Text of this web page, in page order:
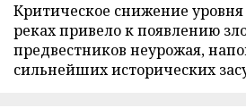
Критическое снижение
реках привело к появлению
предвестников неурожая,
сильнейших исторических